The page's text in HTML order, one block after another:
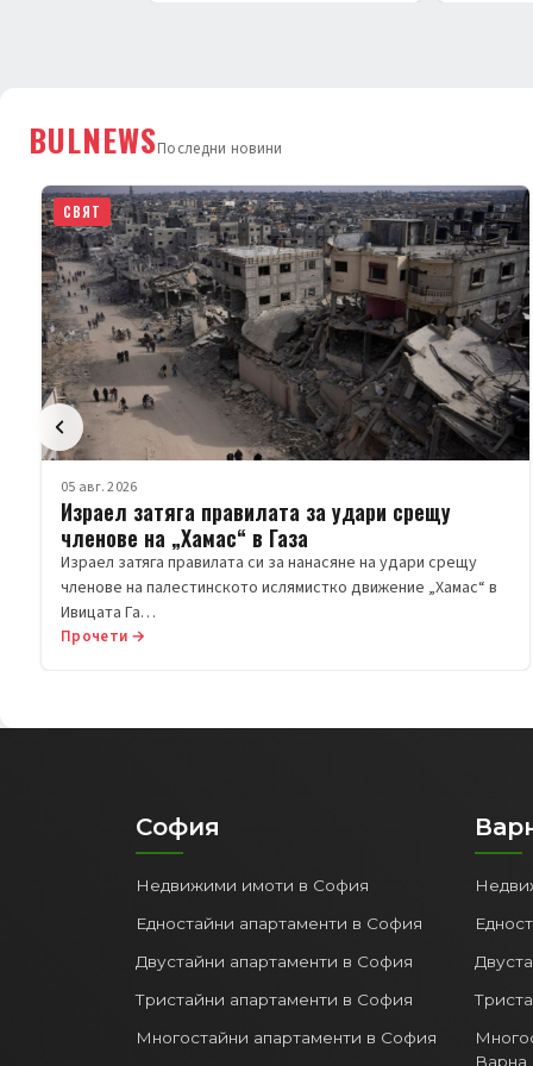
BULNEWS
СВЯТ
05 авг. 2026
Израел затяга правилата за удари срещу
членове на „Хамас“ в Газа
Израел затяга правилата си за нанасяне на удари срещу
членове на палестинското ислямистко движение „Хамас“ в
Ивицата Га…
София